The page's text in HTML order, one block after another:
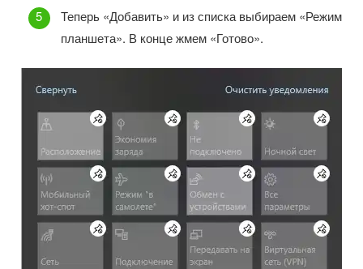
Теперь «Добавить» и из списка выбираем «Режим
планшета». В конце жмем «Готово».